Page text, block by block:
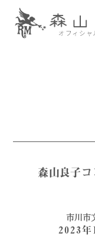
森山良子
市川市
2023